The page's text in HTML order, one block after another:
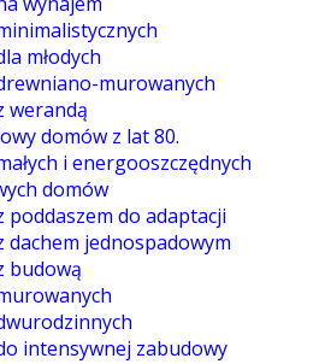
młodych
murowanych
werandą
domów z lat 80.
i energooszczędnych
domów
poddaszem do adaptacji
dachem jednospadowym
budową
intensywnej zabudowy